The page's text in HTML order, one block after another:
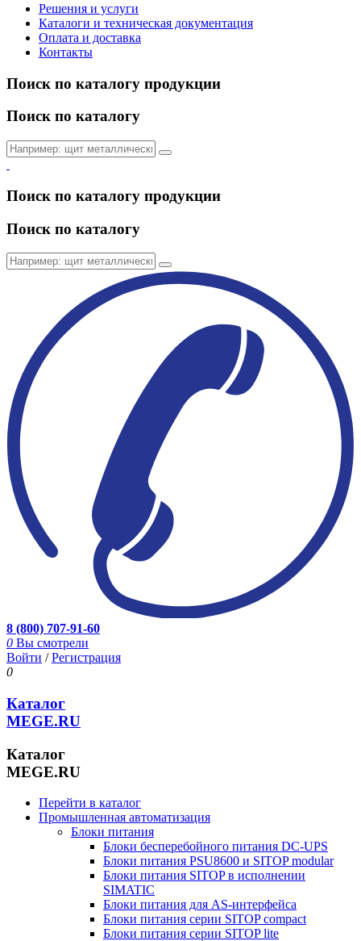
Решения и услуги
Каталоги и техническая документация
Оплата и доставка
Контакты
Поиск по каталогу продукции
Поиск по каталогу
Поиск по каталогу продукции
Поиск по каталогу
8 (800) 707-91-60
0 Вы смотрели
Войти /Регистрация
0
Каталог
MEGE.RU
Каталог
MEGE.RU
Перейти в каталог
Промышленная автоматизация
Блоки питания
Блоки бесперебойного питания DC-UPS
Блоки питания PSU8600 и SITOP modular
Блоки питания SITOP в исполнении
SIMATIC
Блоки питания для AS-интерфейса
Блоки питания серии SITOP compact
Блоки питания серии SITOP lite